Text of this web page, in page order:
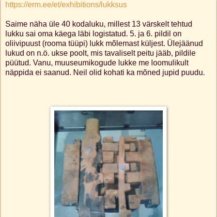
https://erm.ee/et/exhibitions/lukksus
Saime näha üle 40 kodaluku, millest 13 värskelt tehtud
lukku sai oma käega läbi logistatud. 5. ja 6. pildil on
oliivipuust (rooma tüüpi) lukk mõlemast küljest. Ülejäänud
lukud on n.ö. ukse poolt, mis tavaliselt peitu jääb, pildile
püütud. Vanu, muuseumikogude lukke me loomulikult
näppida ei saanud. Neil olid kohati ka mõned jupid puudu.